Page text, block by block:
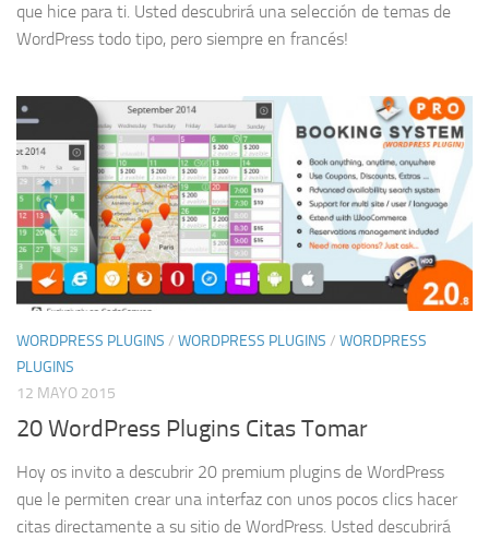
que hice para ti. Usted descubrirá una selección de temas de
WordPress todo tipo, pero siempre en francés!
WORDPRESS PLUGINS / WORDPRESS PLUGINS / WORDPRESS
PLUGINS
12 MAYO 2015
20 WordPress Plugins Citas Tomar
Hoy os invito a descubrir 20 premium plugins de WordPress
que le permiten crear una interfaz con unos pocos clics hacer
citas directamente a su sitio de WordPress. Usted descubrirá